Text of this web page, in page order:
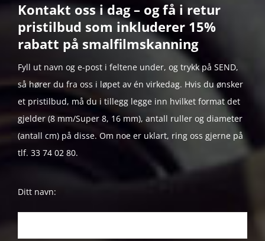
Kontakt oss i dag – og få i retur
pristilbud som inkluderer 15%
rabatt på smalfilmskanning
Fyll ut navn og e-post i feltene under, og trykk på SEND,
så hører du fra oss i løpet av én virkedag. Hvis du ønsker
et pristilbud, må du i tillegg legge inn hvilket format det
gjelder (8 mm/Super 8, 16 mm), antall ruller og diameter
(antall cm) på disse. Om noe er uklart, ring oss gjerne på
tlf. 33 74 02 80.
Ditt navn: